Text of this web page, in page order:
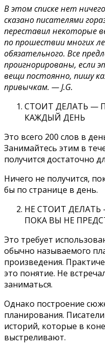
В этом списке нет
сказано писателями
переставил некоторые
по прошествии многих
обязательного. Все
проигнорированы, если
вещи постоянно, пишу
привычкам. — J.G.
СТОИТ ДЕЛАТЬ —
КАЖДЫЙ ДЕНЬ
Это всего 200 слов в
Занимайтесь этим в
получится достаточно
Ничего не получится,
бы по странице в день.
НЕ СТОИТ
ПОКА ВЫ НЕ
Это требует
обычно называемого
произведения.
это понятие. Не
заниматься.
Однако построение
планирования.
историй, которые в
выстреливают.